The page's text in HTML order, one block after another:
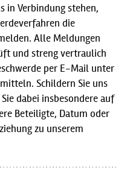
in Verbindung stehen,
die
Alle Meldungen
und streng vertraulich
per E-Mail unter
Schildern Sie uns
dabei insbesondere auf
Beteiligte, Datum oder
zu unserem